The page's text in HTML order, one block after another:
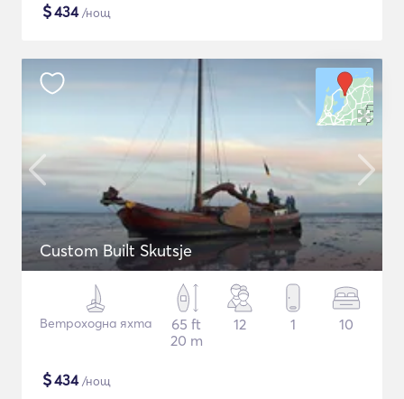
$434/нощ
Custom Built Skutsje
Ветроходна яхта
65 ft
20 m
12 1 10
$434/нощ